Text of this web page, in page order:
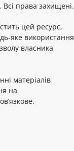
права захищені.
цей ресурс,
яке використання
власника
матеріалів
на